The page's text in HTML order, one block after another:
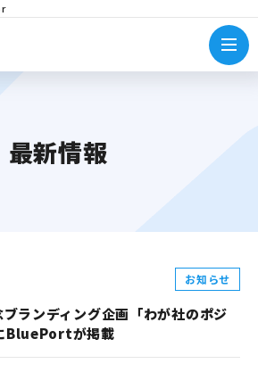
最新情報
お知らせ
ランディング企画「わが社のポジ
BluePortが掲載